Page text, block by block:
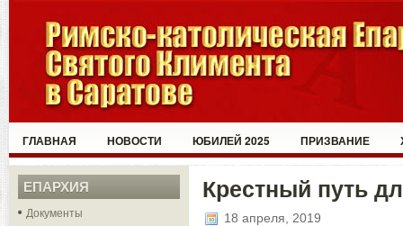
ГЛАВНАЯ НОВОСТИ ЮБИЛЕЙ 2025 ПРИЗВАНИЕ
ЕПАРХИЯ
Документы
Крестный путь
18 апреля, 2019